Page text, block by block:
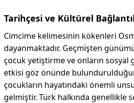
Tarihçesi ve Kültürel
Cimcime kelimesinin kökenleri
dayanmaktadır. Geçmişten
çocuk yetiştirme ve onların sosyal
etkisi göz önünde
çocukların hayatındaki önemli
gelmiştir. Türk halkında genellikle